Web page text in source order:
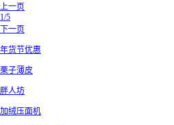
上一页
1/5
下一页
年货节优惠
栗子薄皮
胖人坊
加绒压面机